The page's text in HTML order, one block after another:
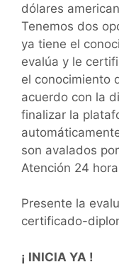
dólares
Tenemos dos
ya tiene el
evalúa y le
el conocimiento
acuerdo con la
finalizar la
son avalados
Atención 24
Presente la
certificado-
¡ INICIA YA !